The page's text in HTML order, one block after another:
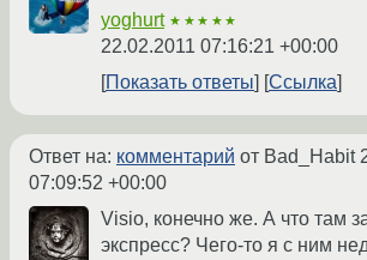
yoghurt ★★★★★
22.02.2011 07:16:21 +00:00
Показать ответы
Ссылка
Ответ на: комментарий от Bad_Habit
07:09:52 +00:00
Visio, конечно же. А что там
экспресс? Чего-то я с ним